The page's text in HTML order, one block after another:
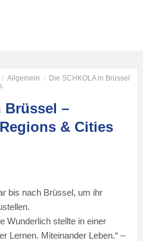
/ Allgemein / Die SCHKOLA in Brüssel
Brüssel –
& Cities
bis nach Brüssel, um ihr
Wunderlich stellte in einer
Lernen. Miteinander Leben.“ –